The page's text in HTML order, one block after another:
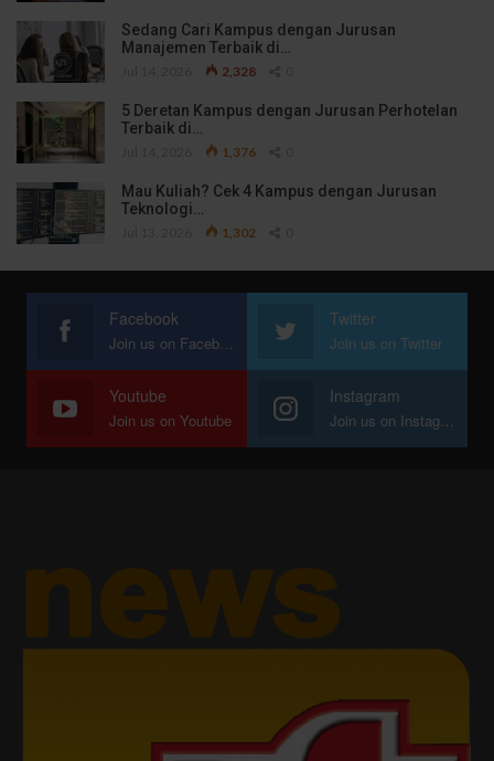
Sedang Cari Kampus dengan Jurusan
Manajemen Terbaik di…
2,328
5 Deretan Kampus dengan Jurusan Perhotelan
Terbaik di…
1,376
Mau Kuliah? Cek 4 Kampus dengan Jurusan
Teknologi…
1,302
Facebook
Join us on Facebook
Twitter
Join us on Twitter
Youtube
Join us on Youtube
Instagram
Join us on Instagram